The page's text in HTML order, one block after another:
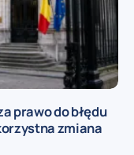
prawo do błędu
zmiana